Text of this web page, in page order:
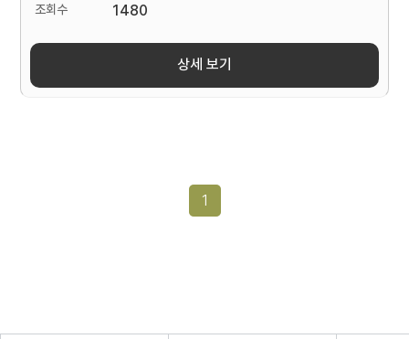
1480
상세 보기
1